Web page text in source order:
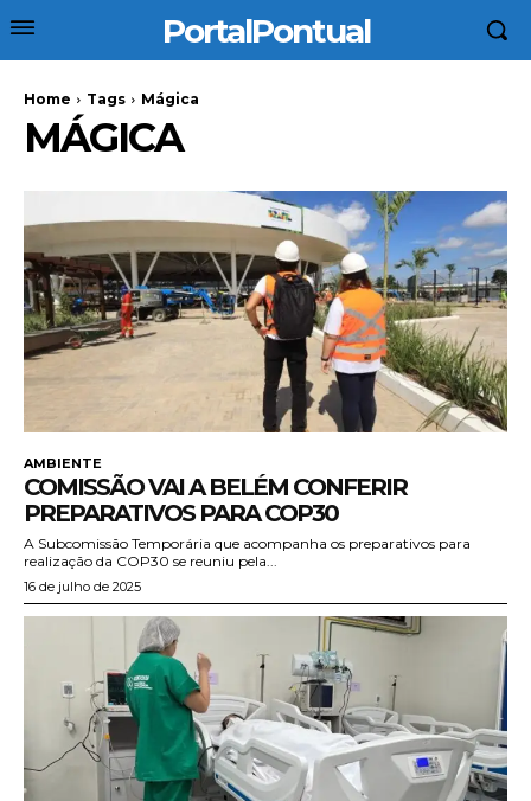
PortalPontual
Home Tags Mágica
MÁGICA
AMBIENTE
COMISSÃO VAI A BELÉM CONFERIR
PREPARATIVOS PARA COP30
A Subcomissão Temporária que acompanha os preparativos para
realização da COP30 se reuniu pela...
16 de julho de 2025